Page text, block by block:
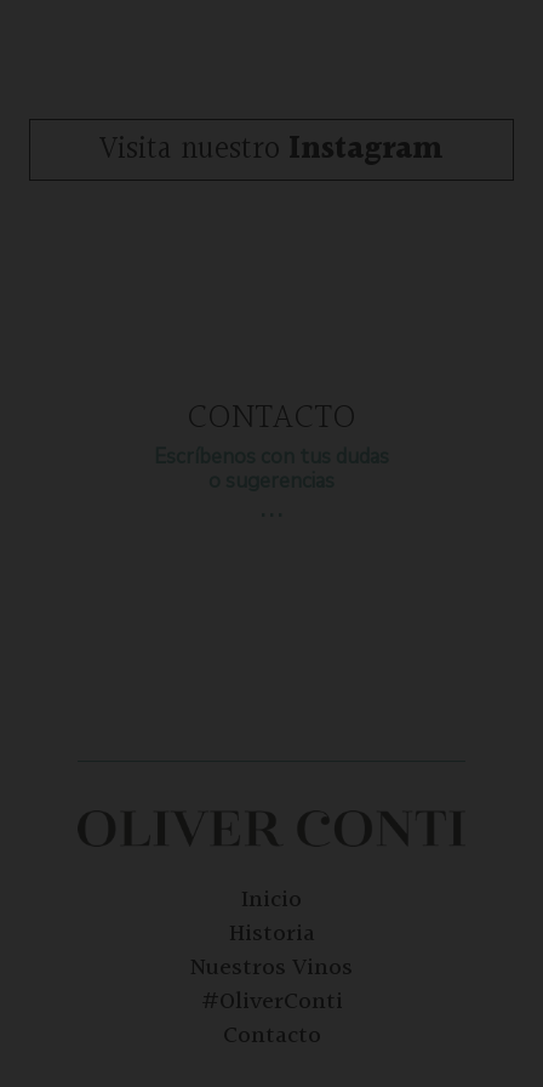
Visita nuestro Instagram
CONTACTO
Inicio
Historia
Nuestros Vinos
#OliverConti
Contacto